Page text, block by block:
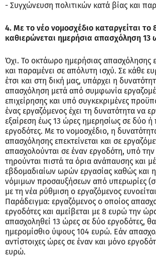
- Συγχώνευση πολιτικών κατά βίας και
4. Με το νέο νομοσχέδιο καταργείται το
καθιερώνεται ημερήσια απασχόληση 13
Όχι. Το οκτάωρο ημερήσιας απασχόλησης
και παραμένει σε απόλυτη ισχύ. Σε κάθε
έτσι και στη δική μας, υπάρχει η
απασχόληση μετά από συμφωνία
επιχείρησης και υπό συγκεκριμένες
ένας εργαζόμενος έχει τη δυνατότητα να
εξαίρεση έως 13 ώρες ημερησίως σε δύο ή
εργοδότες. Με το νομοσχέδιο, η
απασχόλησης επεκτείνεται και σε
απασχολούνται σε έναν εργοδότη, υπό
τηρούνται πιστά τα όρια ανάπαυσης και
εβδομαδιαίων ωρών εργασίας καθώς και
νόμιμων προσαυξήσεων από υπερωρίες
με τη νέα ρύθμιση ο εργαζόμενος
Παράδειγμα: εργαζόμενος ο οποίος
εργοδότες και αμείβεται με 8 ευρώ την
απασχοληθεί 13 ώρες σε δύο εργοδότες,
ημερομίσθιο ύψους 104 ευρώ. Εάν
αντίστοιχες ώρες σε έναν και μόνο
ευρώ.